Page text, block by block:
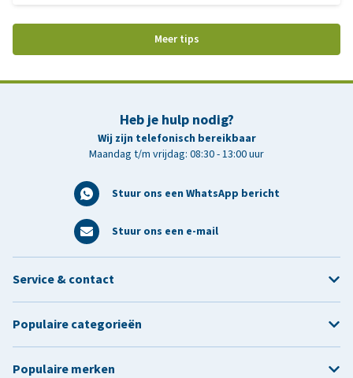
deze blog lees je waar een goed papegaaienmenu aan moet
voldoen, waarom gemengd voer risico’s met zich meebrengt en
wat je vooral niet moet geven.
Meer tips
Heb je hulp nodig?
Wij zijn telefonisch bereikbaar
Maandag t/m vrijdag: 08:30 - 13:00 uur
Stuur ons een WhatsApp bericht
Stuur ons een e-mail
Service & contact
Populaire categorieën
Populaire merken